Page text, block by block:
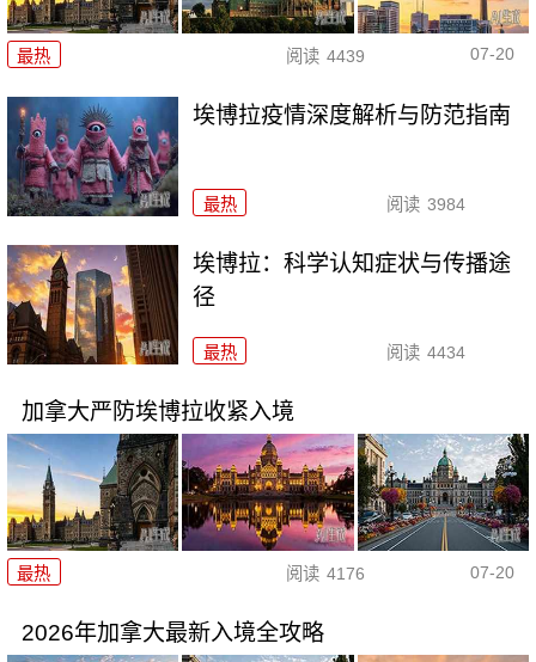
最热 阅读 4439 07-20
埃博拉疫情深度解析与防范指南
最热 阅读 3984
埃博拉：科学认知症状与传播途
径
最热 阅读 4434
加拿大严防埃博拉收紧入境
最热 阅读 4176 07-20
2026年加拿大最新入境全攻略